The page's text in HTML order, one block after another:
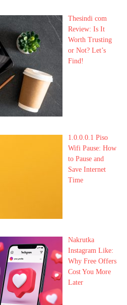
Thesindi com
Review: Is It
Worth Trusting
or Not? Let’s
Find!
1.0.0.0.1 Piso
Wifi Pause: How
to Pause and
Save Internet
Time
Nakrutka
Instagram Like:
Why Free Offers
Cost You More
Later